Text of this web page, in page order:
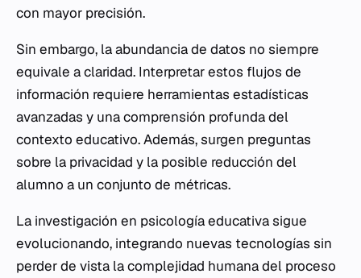
con mayor precisión.
Sin embargo, la abundancia de datos no siempre
equivale a claridad. Interpretar estos flujos de
información requiere herramientas estadísticas
avanzadas y una comprensión profunda del
contexto educativo. Además, surgen preguntas
sobre la privacidad y la posible reducción del
alumno a un conjunto de métricas.
La investigación en psicología educativa sigue
evolucionando, integrando nuevas tecnologías sin
perder de vista la complejidad humana del proceso